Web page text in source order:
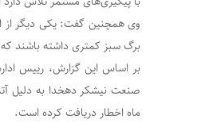
وی همچنین گفت: یکی دیگر از
برگ سبز کمتری داشته باشند که
بر اساس این گزارش، رییس
ماه اخطار دریافت کرده است.